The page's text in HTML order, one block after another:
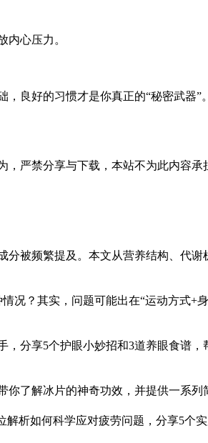
内心压力。
良好的习惯才是你真正的“秘密武器”
严禁分享与下载，本站不为此内容
被频繁提及。本文从营养结构、代
况？其实，问题可能出在“运动方式+
分享5个护眼小妙招和3道养眼食谱
了解冰片的神奇功效，并提供一系列
析如何科学应对疲劳问题，分享5个